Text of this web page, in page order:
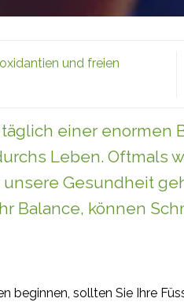
einer enormen
Leben. Oftmals
Gesundheit
Balance, können
beginnen, sollten Sie Ihre
und freien